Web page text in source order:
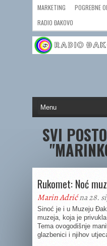
MARKETING POGREBNE
RADIO ĐAKOVO
SVI
Rukomet: Noć
Marin Adrićna 28.
Sinoć je i u Muzeju
muzeja, koja je
Tema ovogodišnje
glazbenici i njihov